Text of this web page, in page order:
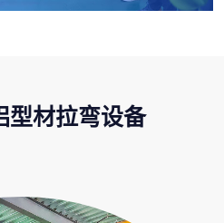
型材拉弯设备